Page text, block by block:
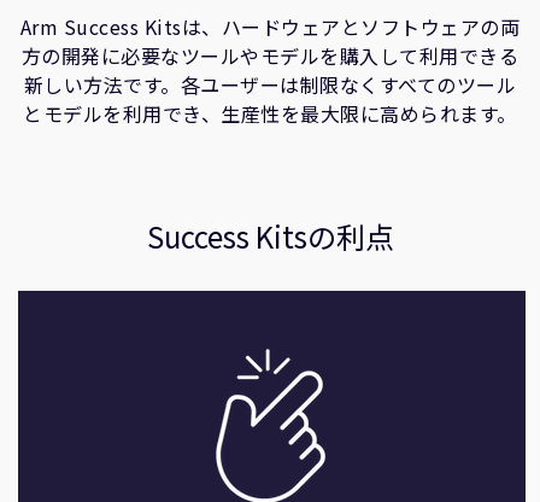
人材採用
研究連携
ウェブサイト
グローバル本社
Tel: + 44(1223) 400 400 [main reception]
Fax: + 44(1223) 400 410
全てのオフィスを見る
Arm Success Kitsは、ハードウェアとソフトウェアの両
方の開発に必要なツールやモデルを購入して利用できる
新しい方法です。各ユーザーは制限なくすべてのツール
とモデルを利用でき、生産性を最大限に高められます。
Success Kitsの利点